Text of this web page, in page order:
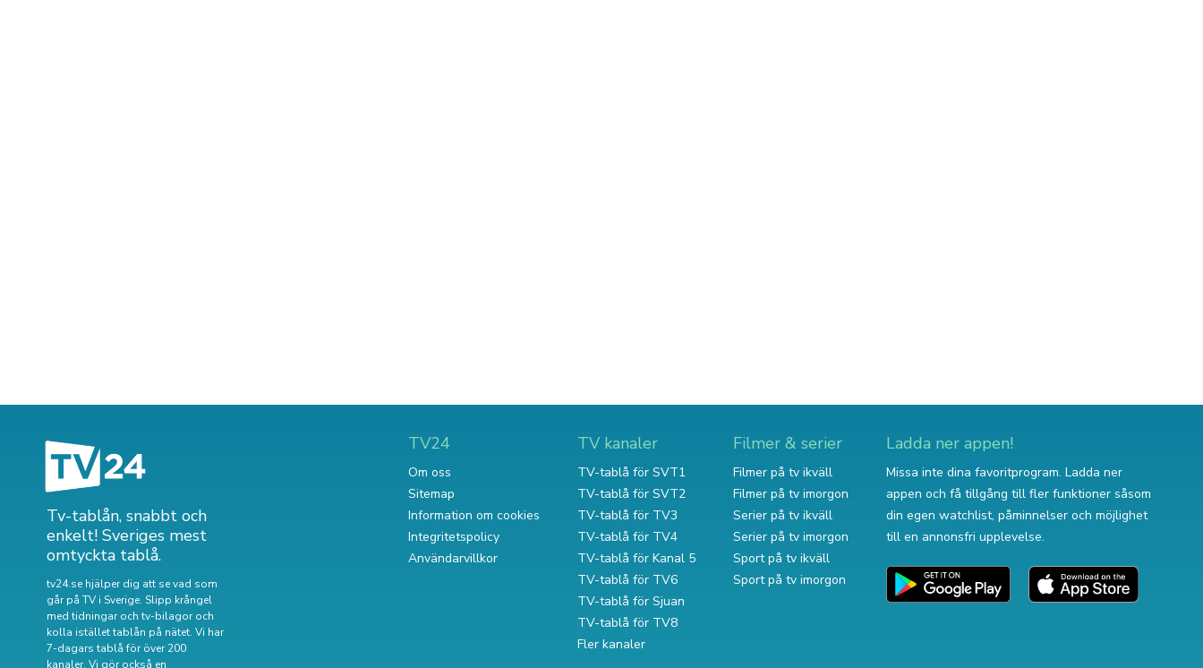
Tv-tablån, snabbt och
enkelt! Sveriges mest
omtyckta tablå.
tv24.se hjälper dig att se vad som
går på TV i Sverige. Slipp krångel
med tidningar och tv-bilagor och
kolla istället tablån på nätet. Vi har
7-dagars tablå för över 200
kanaler. Vi gör också en
TV24
Om oss
Sitemap
Information om cookies
Integritetspolicy
Användarvillkor
TV kanaler
TV-tablå för SVT1
TV-tablå för SVT2
TV-tablå för TV3
TV-tablå för TV4
TV-tablå för Kanal 5
TV-tablå för TV6
TV-tablå för Sjuan
TV-tablå för TV8
Fler kanaler
Filmer & serier
Filmer på tv ikväll
Filmer på tv imorgon
Serier på tv ikväll
Serier på tv imorgon
Sport på tv ikväll
Sport på tv imorgon
Ladda ner appen!
Missa inte dina favoritprogram. Ladda ner
appen och få tillgång till fler funktioner såsom
din egen watchlist, påminnelser och möjlighet
till en annonsfri upplevelse.